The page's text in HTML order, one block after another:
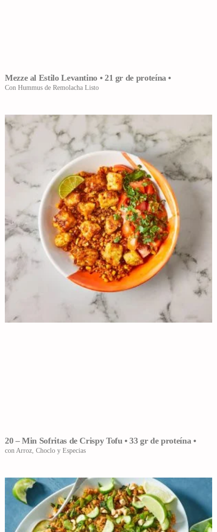
Mezze al Estilo Levantino • 21 gr de proteína •
Con Hummus de Remolacha Listo
20 – Min Sofritas de Crispy Tofu • 33 gr de proteína •
con Arroz, Choclo y Especias